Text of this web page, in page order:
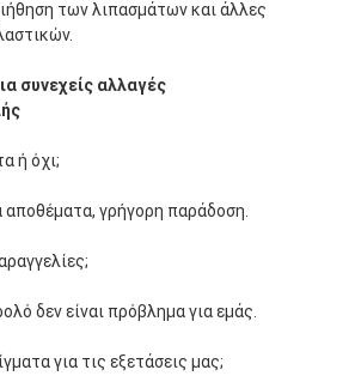
των λιπασμάτων και άλλες
συνεχείς αλλαγές
ή όχι;
αποθέματα, γρήγορη παράδοση.
δεν είναι πρόβλημα για εμάς.
για τις εξετάσεις μας;